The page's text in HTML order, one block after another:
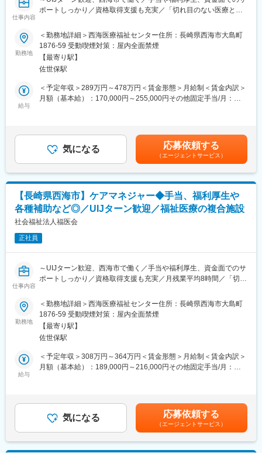
■歓迎要件：（必須要件ではございません）
・人事給与システムや勤怠管理システムの導入・運用に携わった
・主任・マネージャー等、チームや部門をまとめるマネジメント
経験。
・人事制度（評価制度、賃金制度、退職金制度等）の設計・構築
に携わった経験。
■募集背景：
社会医療法人春回会グループは、「医療・介護を通じて安心を提
ています。この成長に伴い、人事チームの給与・労務業務のさら
なる強化・拡大が必要となりました。また、現在は人事業務のDX
化を強力に推進しており、人事責任者と共にデジタル化による効
率的な体制構築を担っていただける、新しい力を必要としていま
す。
変更の範囲：会社の定める業務
仕事内容
ポートしっかり／資格取得支援も充実／「切れ目のない医療と介
■仕事内容：
外来や訪問看護、施設における配属先看護業務全般及びそれに付
随する業務となります。
■具体的には：
・クリニックにおける外来業務・訪問看護業務等の業務全般及び
※16：00～翌10：00の夜勤があります
・特別養護老人ホーム（50床）、短期入所（8床）におけるバイ
タル測定や服薬管理、日常生活上の健康管理業務等の看護業務全
■手当しっかり◎：
・該当者には別途手当として以下の支給があります。
夜勤手当（1回4000円or5000円）、深夜勤務手当（1回4000円
or5000円）、被服手当、精勤手当（月1万円）、扶養手当（最大
月7500円）、配偶者手当（月5000円）住宅手当（最大7500円）
など
・その他臨時支給金あり（規定に該当した方）
医療費等生活支援補助、住宅ローン等生活支援補助・大学等奨学
金救済補助、育児介護両立支援補助等など
■当法人について：
◇事業内容：高齢者福祉・介護（施設・在宅）、医療
当法人は2011年4月、西海市より福祉施設及び医療機関の事業譲
の総合提供」を目指しています。
勤務地
＜勤務地詳細＞西海医療福祉センター住所：長崎県西海市大島町
1876-59 受動喫煙対策：屋内全面禁煙
【最寄り駅】
佐世保駅
給与
＜予定年収＞289万円～478万円＜賃金形態＞月給制＜賃金内訳＞
月額（基本給）：170,000円～255,000円その他固定手当/月：
11000～20000円（超過分は別途支給）資格職務手当4500～
12500円処遇手当5500～30000円制限手当1000～7000円■該当者
には夜勤手当や深夜勤務手当他支給賃金はあくまでも目安の金額
であり、選考を通じて上下する可能性があります。月給(月額)は固
定手当を含めた表記です。
気になる 応募依頼する
（エージェントサービス）
【長崎県西海市】ケアマネジャー◆手当、福利厚生や
各種補助など◎／UIJターン歓迎／福祉医療の複合施設
社会福祉法人福医会
正社員
仕事内容
～UIJターン歓迎、西海市で働く／手当や福利厚生、資金面でのサ
ポートしっかり／資格取得支援も充実／月残業平均8時間／「切れ
■仕事内容：
ケアプランの作成などケアマネージャー業務全般を担当します。
■手当、福利厚生しっかり◎：
・該当者には別途手当として以下の支給があります
・その他臨時支給金あり（規定に該当した方）
医療費等生活支援補助、住宅ローン等生活支援補助・大学等奨学
金救済補助、育児介護両立支援補助等など
勤務地
＜勤務地詳細＞西海医療福祉センター住所：長崎県西海市大島町
1876-59 受動喫煙対策：屋内全面禁煙
【最寄り駅】
佐世保駅
給与
＜予定年収＞308万円～364万円＜賃金形態＞月給制＜賃金内訳＞
月額（基本給）：189,000円～216,000円その他固定手当/月：
20000円（超過分は別途支給）・資格職務手当：7500円～9500
円・制限手当1000円～4000円賃金はあくまでも目安の金額であ
り、選考を通じて上下する可能性があります。月給(月額)は固定手
当を含めた表記です。
気になる 応募依頼する
（エージェントサービス）